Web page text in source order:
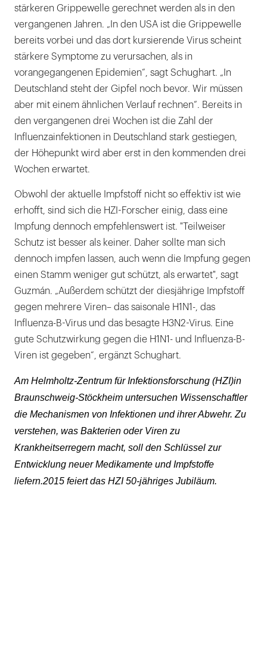
stärkeren Grippewelle gerechnet werden als in den
vergangenen Jahren. „In den USA ist die Grippewelle
bereits vorbei und das dort kursierende Virus scheint
stärkere Symptome zu verursachen, als in
vorangegangenen Epidemien“, sagt Schughart. „In
Deutschland steht der Gipfel noch bevor. Wir müssen
aber mit einem ähnlichen Verlauf rechnen“. Bereits in
den vergangenen drei Wochen ist die Zahl der
Influenzainfektionen in Deutschland stark gestiegen,
der Höhepunkt wird aber erst in den kommenden drei
Wochen erwartet.
Obwohl der aktuelle Impfstoff nicht so effektiv ist wie
erhofft, sind sich die HZI-Forscher einig, dass eine
Impfung dennoch empfehlenswert ist. "Teilweiser
Schutz ist besser als keiner. Daher sollte man sich
dennoch impfen lassen, auch wenn die Impfung gegen
einen Stamm weniger gut schützt, als erwartet", sagt
Guzmán. „Außerdem schützt der diesjährige Impfstoff
gegen mehrere Viren– das saisonale H1N1-, das
Influenza-B-Virus und das besagte H3N2-Virus. Eine
gute Schutzwirkung gegen die H1N1- und Influenza-B-
Viren ist gegeben“, ergänzt Schughart.
Am Helmholtz-Zentrum für Infektionsforschung (HZI)in
Braunschweig-Stöckheim untersuchen Wissenschaftler
die Mechanismen von Infektionen und ihrer Abwehr. Zu
verstehen, was Bakterien oder Viren zu
Krankheitserregern macht, soll den Schlüssel zur
Entwicklung neuer Medikamente und Impfstoffe
liefern.2015 feiert das HZI 50-jähriges Jubiläum.